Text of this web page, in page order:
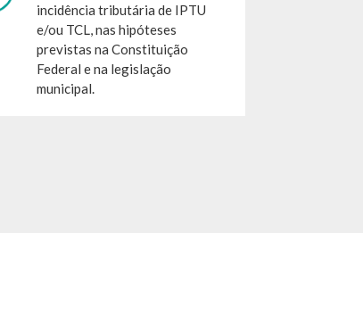
incidência tributária de IPTU
e/ou TCL, nas hipóteses
previstas na Constituição
Federal e na legislação
municipal.